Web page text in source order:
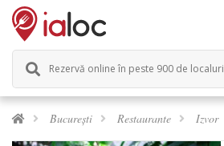
Rezervă online în peste 900 de localuri
București Restaurante Izvor